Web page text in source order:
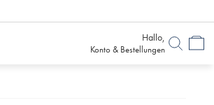
Hallo,
Konto & Bestellungen